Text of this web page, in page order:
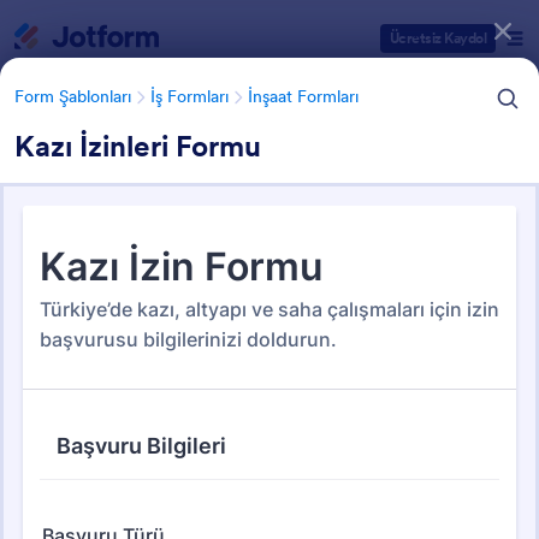
Ücretsiz Kaydol
Form Şablonları İş Formları İnşaat Formları
Kazı İzinleri Formu
Form Şablonları İş Formları İnşaat Formları
İnşaat Formları
52 Şablon
Form Şablonu Kategorileri